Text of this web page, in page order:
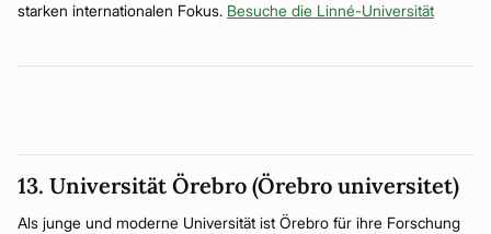
starken internationalen Fokus. Besuche die Linné-Universität
13. Universität Örebro (Örebro universitet)
Als junge und moderne Universität ist Örebro für ihre Forschung